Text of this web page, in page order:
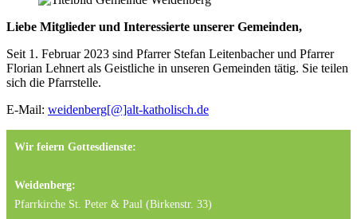
Liebe Mitglieder und Interessierte unserer Gemeinden,
Seit 1. Februar 2023 sind Pfarrer Stefan Leitenbacher und Pfarrer
Florian Lehnert als Geistliche in unseren Gemeinden tätig. Sie teilen
sich die Pfarrstelle.
E-Mail: weidenberg[@]alt-katholisch.de
Wir feiern Gottesdienste:
Weidenberg:
Pfarrkirche St. Peter & Paul (Birkenstr. 33)